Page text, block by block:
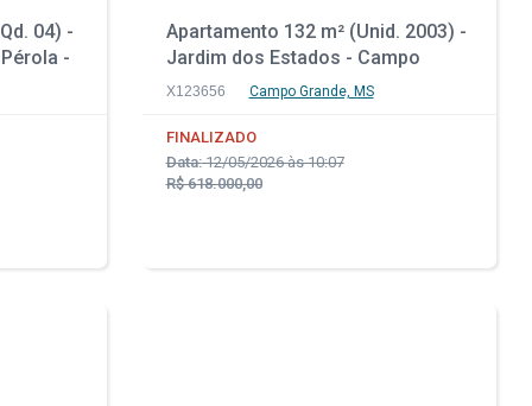
04) -
-
Apartamento 132 m² (Unid. 2003) -
Jardim dos Estados - Campo
Grande - MS
X123656 Campo Grande, MS
FINALIZADO
Data:12/05/2026 às 10:07
R$ 618.000,00